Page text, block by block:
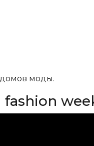
моды.
fashion